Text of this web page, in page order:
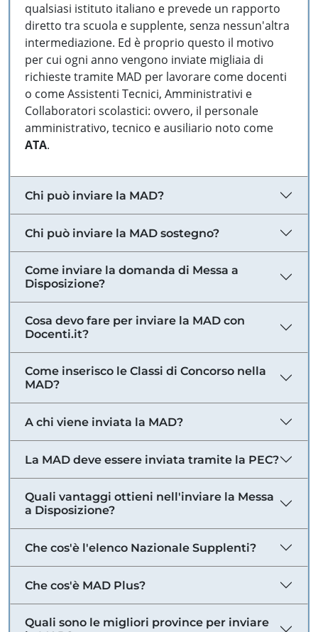
qualsiasi istituto italiano e prevede un rapporto
diretto tra scuola e supplente, senza nessun'altra
intermediazione. Ed è proprio questo il motivo
per cui ogni anno vengono inviate migliaia di
richieste tramite MAD per lavorare come docenti
o come Assistenti Tecnici, Amministrativi e
Collaboratori scolastici: ovvero, il personale
amministrativo, tecnico e ausiliario noto come
ATA.
Chi può inviare la MAD?
Chi può inviare la MAD sostegno?
Come inviare la domanda di Messa a
Disposizione?
Cosa devo fare per inviare la MAD con
Docenti.it?
Come inserisco le Classi di Concorso nella
MAD?
A chi viene inviata la MAD?
La MAD deve essere inviata tramite la PEC?
Quali vantaggi ottieni nell'inviare la Messa
a Disposizione?
Che cos'è l'elenco Nazionale Supplenti?
Che cos'è MAD Plus?
Quali sono le migliori province per inviare